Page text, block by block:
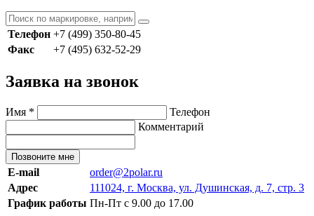
Телефон +7 (499) 350-80-45
Факс
+7 (495) 632-52-29
Заявка на звонок
Имя *
Телефон
Комментарий
Позвоните мне
E-mail
order@2polar.ru
Адрес
111024, г. Москва, ул. Душинская, д. 7, стр. 3
График работы Пн-Пт с 9.00 до 17.00